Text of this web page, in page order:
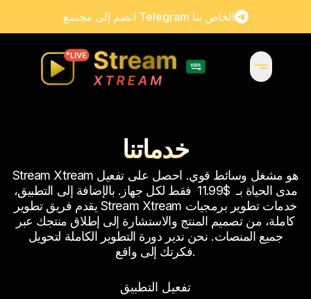
انضم إلى مجتمع Telegram الخاص بنا
خدماتنا
Stream Xtream هو مشغل وسائط قوي. احصل على تفعيل
مدى الحياة بـ $11.99
فقط لكل جهاز. بالإضافة إلى التطبيق،
يقدم فريق تطوير Stream Xtream خدمات تطوير برمجيات
كاملة، من تصميم المنتج والاستشارة إلى إطلاق منتجك عبر
جميع المنصات. نحن ندير دورة التطوير الكاملة لتحويل
فكرتك إلى واقع.
تفعيل التطبيق